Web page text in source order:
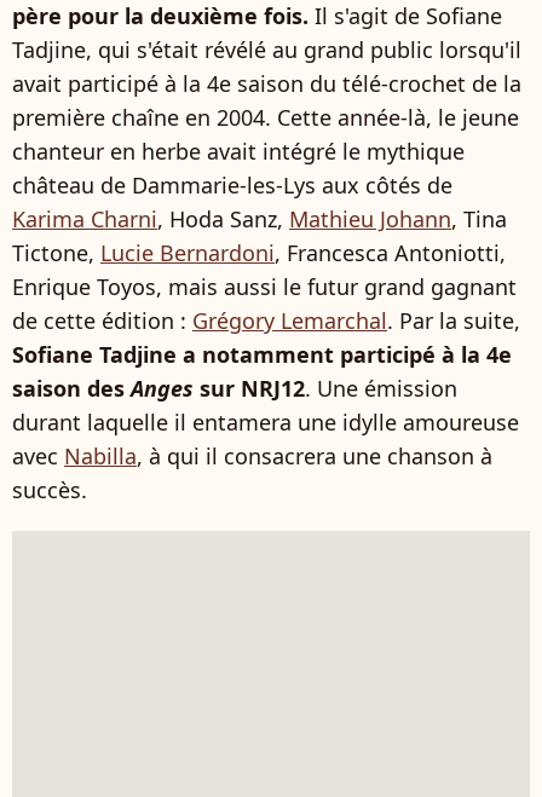
père pour la deuxième fois. Il s'agit de Sofiane
Tadjine, qui s'était révélé au grand public lorsqu'il
avait participé à la 4e saison du télé-crochet de la
première chaîne en 2004. Cette année-là, le jeune
chanteur en herbe avait intégré le mythique
château de Dammarie-les-Lys aux côtés de
Karima Charni, Hoda Sanz, Mathieu Johann, Tina
Tictone, Lucie Bernardoni, Francesca Antoniotti,
Enrique Toyos, mais aussi le futur grand gagnant
de cette édition : Grégory Lemarchal. Par la suite,
Sofiane Tadjine a notamment participé à la 4e
saison desAnges sur NRJ12. Une émission
durant laquelle il entamera une idylle amoureuse
avec Nabilla, à qui il consacrera une chanson à
succès.